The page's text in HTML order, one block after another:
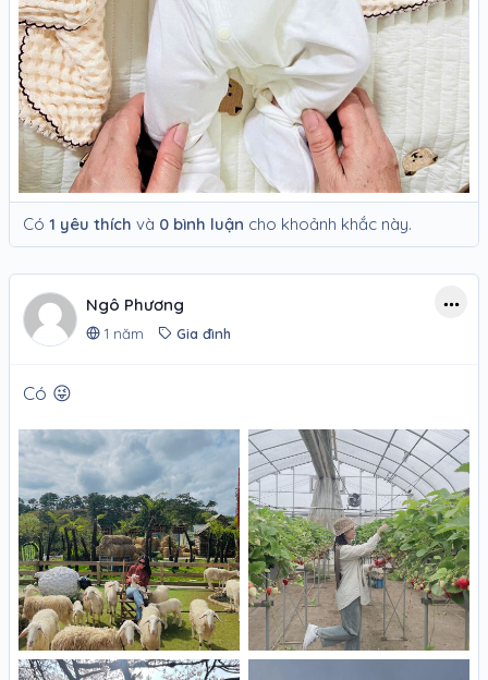
Có 1 yêu thích và 0 bình luận cho khoảnh khắc này.
Ngô Phương
1 năm Gia đình
Có 😜